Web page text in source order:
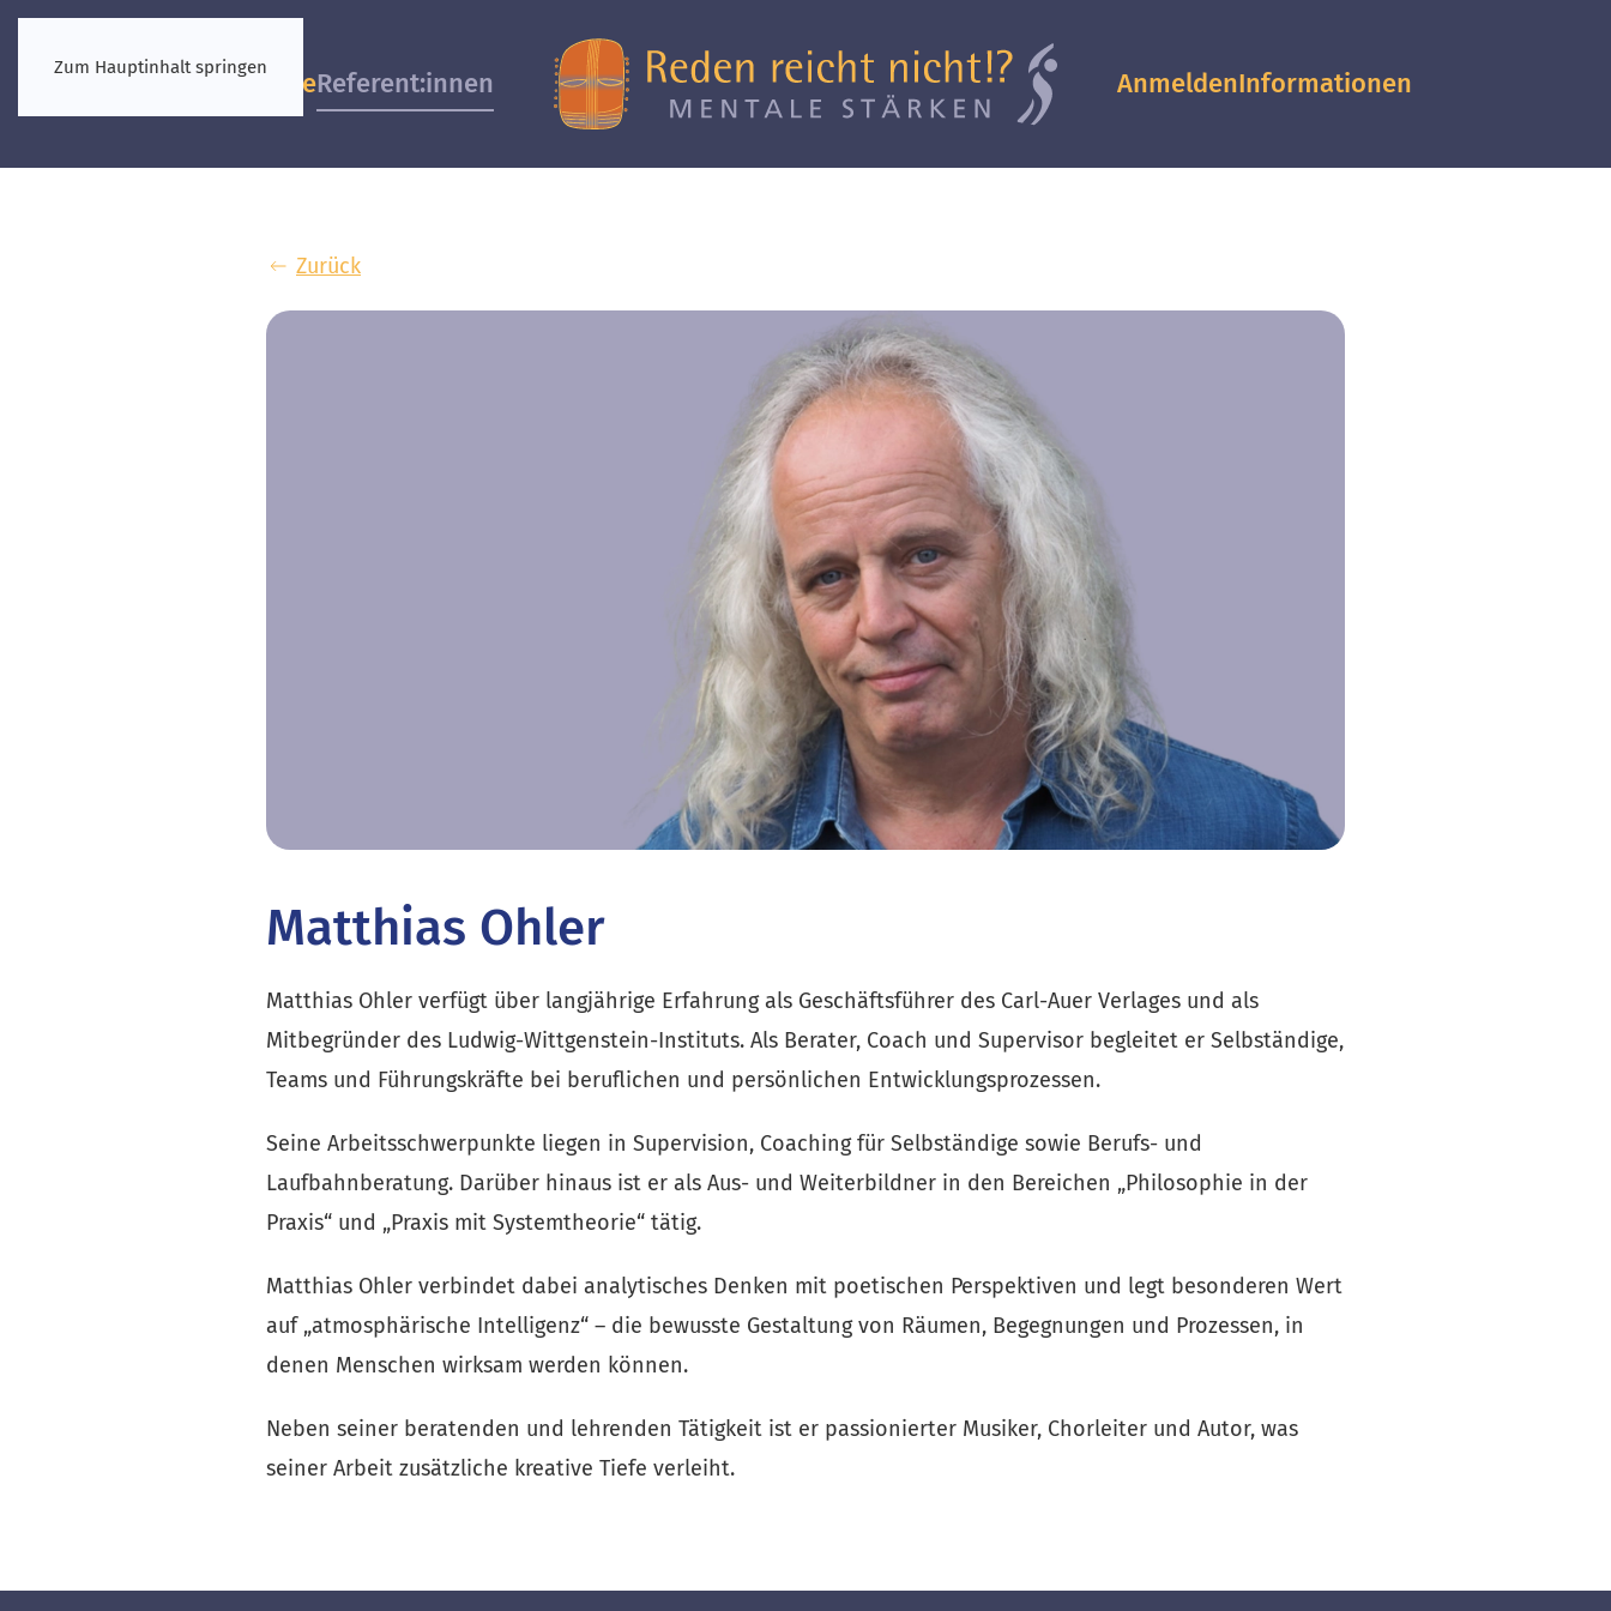
Zum Hauptinhalt springen
VorkongresseReferent:innen AnmeldenInformationen
Zurück
Matthias Ohler
Matthias Ohler verfügt über langjährige Erfahrung als Geschäftsführer des Carl-Auer Verlages und als
Mitbegründer des Ludwig-Wittgenstein-Instituts. Als Berater, Coach und Supervisor begleitet er Selbständige,
Teams und Führungskräfte bei beruflichen und persönlichen Entwicklungsprozessen.
Seine Arbeitsschwerpunkte liegen in Supervision, Coaching für Selbständige sowie Berufs- und
Laufbahnberatung. Darüber hinaus ist er als Aus- und Weiterbildner in den Bereichen „Philosophie in der
Praxis“ und „Praxis mit Systemtheorie“ tätig.
Matthias Ohler verbindet dabei analytisches Denken mit poetischen Perspektiven und legt besonderen Wert
auf „atmosphärische Intelligenz“ – die bewusste Gestaltung von Räumen, Begegnungen und Prozessen, in
denen Menschen wirksam werden können.
Neben seiner beratenden und lehrenden Tätigkeit ist er passionierter Musiker, Chorleiter und Autor, was
seiner Arbeit zusätzliche kreative Tiefe verleiht.